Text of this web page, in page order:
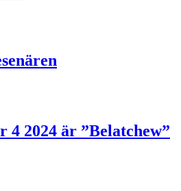
4 2024 är ”Belatchew”